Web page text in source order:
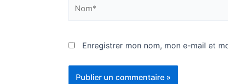
Enregistrer mon nom, mon e-mail et